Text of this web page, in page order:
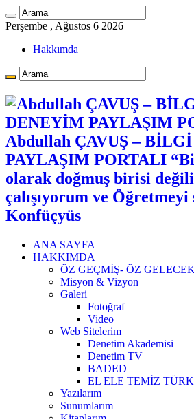
Perşembe , Ağustos 6 2026
Hakkımda
Abdullah ÇAVUŞ –
PAYLAŞIM PORTALI
olarak doğmuş birisi
çalışıyorum ve
Konfüçyüs
ANA SAYFA
HAKKIMDA
ÖZ GEÇMİŞ- ÖZ GELECEK
Misyon & Vizyon
Galeri
Fotoğraf
Video
Web Sitelerim
Denetim Akademisi
Denetim TV
BADED
EL ELE TEMİZ
Yazılarım
Sunumlarım